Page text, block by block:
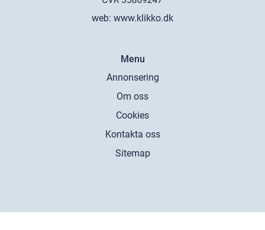
web: www.klikko.dk
Menu
Annonsering
Om oss
Cookies
Kontakta oss
Sitemap